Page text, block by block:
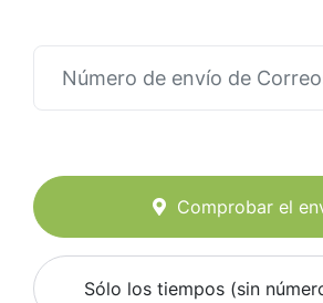
Comprobar el
Sólo los tiempos (sin